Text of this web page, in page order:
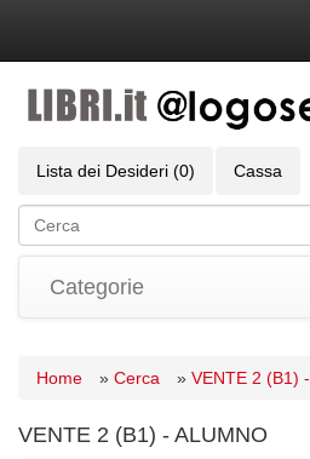
Lista dei Desideri (0) Cassa
Categorie
Home » Cerca » VENTE 2 (B1)
VENTE 2 (B1) - ALUMNO